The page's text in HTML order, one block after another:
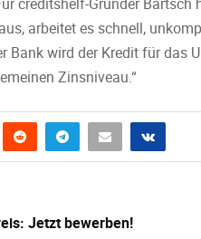
arbeitet es schnell,
Bank wird der Kredit für das
Zinsniveau.“
Jetzt bewerben!